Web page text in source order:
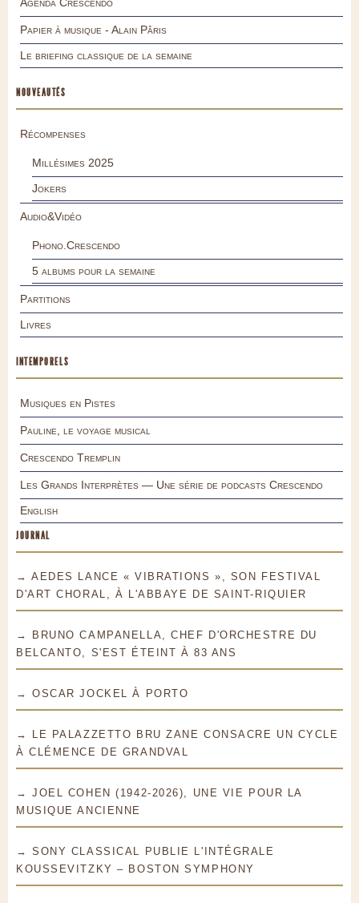
Agenda Crescendo
Papier à musique - Alain Pâris
Le briefing classique de la semaine
NOUVEAUTÉS
Récompenses
Millésimes 2025
Jokers
Audio&Vidéo
Phono.Crescendo
5 albums pour la semaine
Partitions
Livres
INTEMPORELS
Musiques en Pistes
Pauline, le voyage musical
Crescendo Tremplin
Les Grands Interprètes — Une série de podcasts Crescendo
English
JOURNAL
→ AEDES LANCE « VIBRATIONS », SON FESTIVAL
D'ART CHORAL, À L'ABBAYE DE SAINT-RIQUIER
→ BRUNO CAMPANELLA, CHEF D'ORCHESTRE DU
BELCANTO, S'EST ÉTEINT À 83 ANS
→ OSCAR JOCKEL À PORTO
→ LE PALAZZETTO BRU ZANE CONSACRE UN CYCLE
À CLÉMENCE DE GRANDVAL
→ JOEL COHEN (1942-2026), UNE VIE POUR LA
MUSIQUE ANCIENNE
→ SONY CLASSICAL PUBLIE L'INTÉGRALE
KOUSSEVITZKY – BOSTON SYMPHONY